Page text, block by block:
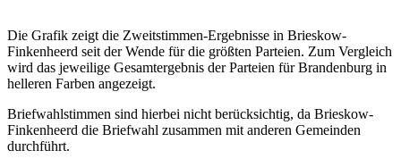
Die Grafik zeigt die Zweitstimmen-Ergebnisse in Brieskow-
Finkenheerd seit der Wende für die größten Parteien. Zum Vergleich
wird das jeweilige Gesamtergebnis der Parteien für Brandenburg in
helleren Farben angezeigt.
Briefwahlstimmen sind hierbei nicht berücksichtig, da Brieskow-
Finkenheerd die Briefwahl zusammen mit anderen Gemeinden
durchführt.